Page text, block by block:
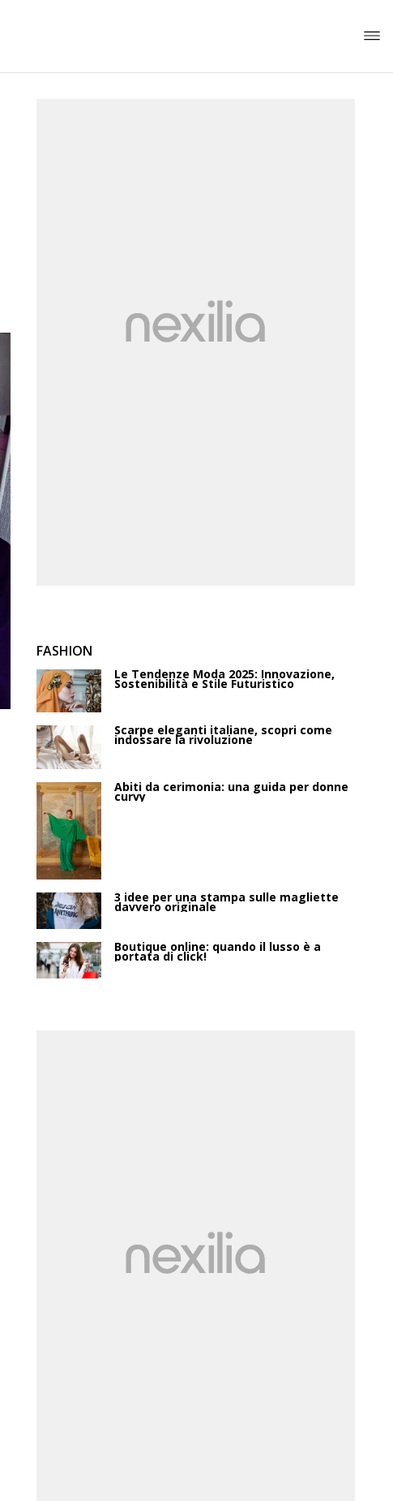
FASHION
Le Tendenze Moda 2025: Innovazione,
Sostenibilità e Stile Futuristico
Scarpe eleganti italiane, scopri come
indossare la rivoluzione
Abiti da cerimonia: una guida per donne
curvy
3 idee per una stampa sulle magliette
davvero originale
Boutique online: quando il lusso è a
portata di click!